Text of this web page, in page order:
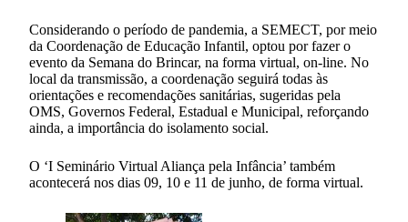
Considerando o período de pandemia, a SEMECT, por meio
da Coordenação de Educação Infantil, optou por fazer o
evento da Semana do Brincar, na forma virtual, on-line. No
local da transmissão, a coordenação seguirá todas às
orientações e recomendações sanitárias, sugeridas pela
OMS, Governos Federal, Estadual e Municipal, reforçando
ainda, a importância do isolamento social.
O ‘I Seminário Virtual Aliança pela Infância’ também
acontecerá nos dias 09, 10 e 11 de junho, de forma virtual.